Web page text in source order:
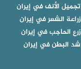
تجميل الأنف في إيران
زراعة الشعر في إيران
زرع الحاجب في إيران
شد البطن في إيران